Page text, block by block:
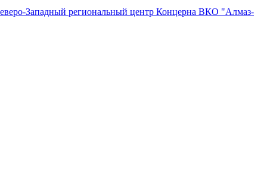
Западный региональный центр Концерна ВКО "Алмаз-